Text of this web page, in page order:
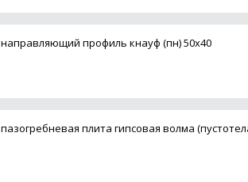
направляющий профиль кнауф (пн) 50х40
пазогребневая плита гипсовая волма